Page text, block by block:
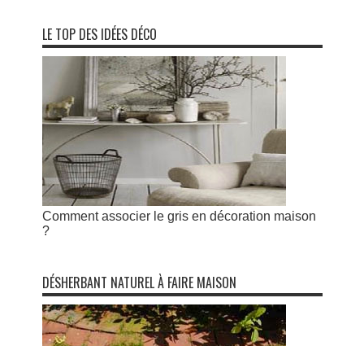
LE TOP DES IDÉES DÉCO
Comment associer le gris en décoration maison
?
DÉSHERBANT NATUREL À FAIRE MAISON